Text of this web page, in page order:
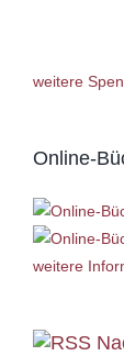
weitere
Online-
weitere